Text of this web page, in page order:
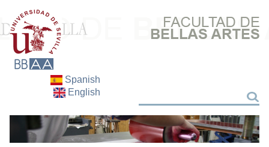
Spanish
English
Search